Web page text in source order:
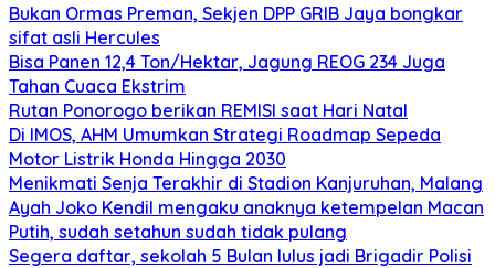
Bukan Ormas Preman, Sekjen DPP GRIB Jaya bongkar
sifat asli Hercules
Bisa Panen 12,4 Ton/Hektar, Jagung REOG 234 Juga
Tahan Cuaca Ekstrim
Rutan Ponorogo berikan REMISI saat Hari Natal
Di IMOS, AHM Umumkan Strategi Roadmap Sepeda
Motor Listrik Honda Hingga 2030
Menikmati Senja Terakhir di Stadion Kanjuruhan, Malang
Ayah Joko Kendil mengaku anaknya ketempelan Macan
Putih, sudah setahun sudah tidak pulang
Segera daftar, sekolah 5 Bulan lulus jadi Brigadir Polisi